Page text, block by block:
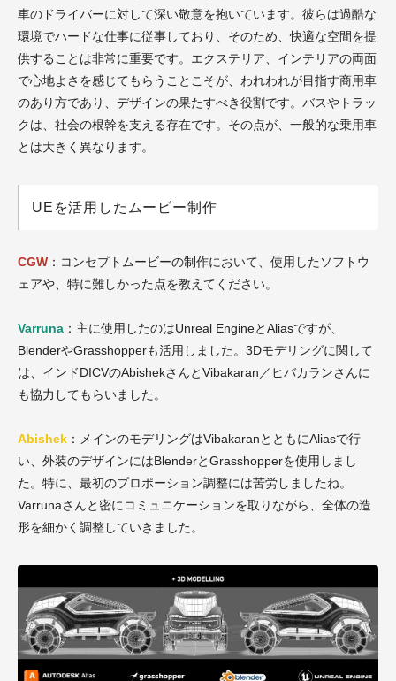
車のドライバーに対して深い敬意を抱いています。彼らは過酷な
環境でハードな仕事に従事しており、そのため、快適な空間を提
供することは非常に重要です。エクステリア、インテリアの両面
で心地よさを感じてもらうことこそが、われわれが目指す商用車
のあり方であり、デザインの果たすべき役割です。バスやトラッ
クは、社会の根幹を支える存在です。その点が、一般的な乗用車
とは大きく異なります。
UEを活用したムービー制作
CGW ：コンセプトムービーの制作において、使用したソフトウ
ェアや、特に難しかった点を教えてください。
Varruna ：主に使用したのはUnreal EngineとAliasですが、
BlenderやGrasshopperも活用しました。3Dモデリングに関して
は、インドDICVのAbishekさんとVibakaran／ヒバカランさんに
も協力してもらいました。
Abishek ：メインのモデリングはVibakaranとともにAliasで行
い、外装のデザインにはBlenderとGrasshopperを使用しまし
た。特に、最初のプロポーション調整には苦労しましたね。
Varrunaさんと密にコミュニケーションを取りながら、全体の造
形を細かく調整していきました。